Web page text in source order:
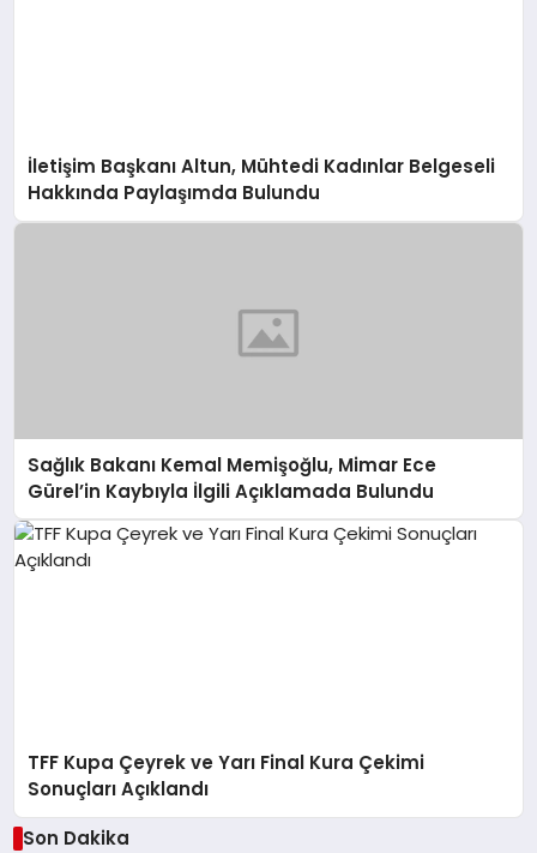
İletişim Başkanı Altun, Mühtedi Kadınlar Belgeseli
Hakkında Paylaşımda Bulundu
Sağlık Bakanı Kemal Memişoğlu, Mimar Ece
Gürel’in Kaybıyla İlgili Açıklamada Bulundu
TFF Kupa Çeyrek ve Yarı Final Kura Çekimi
Sonuçları Açıklandı
Son Dakika